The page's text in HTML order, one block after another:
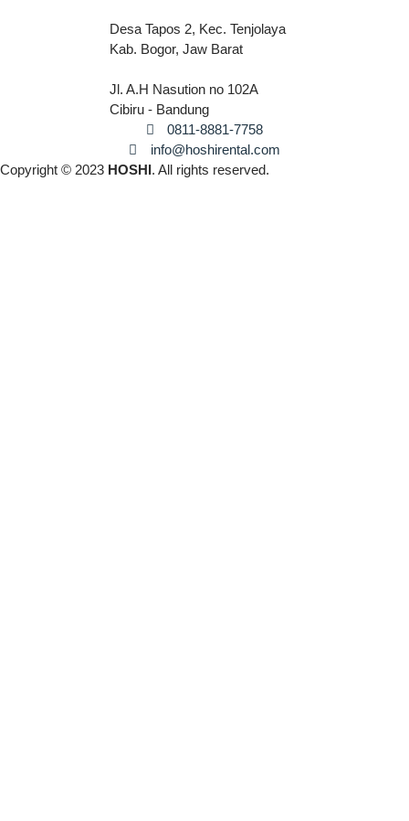
Desa Tapos 2, Kec. Tenjolaya
Kab. Bogor, Jaw Barat
Jl. A.H Nasution no 102A
Cibiru - Bandung
0811-8881-7758
info@hoshirental.com
Copyright © 2023 HOSHI. All rights reserved.